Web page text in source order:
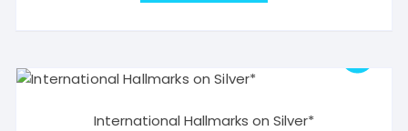
International Hallmarks on Silver*